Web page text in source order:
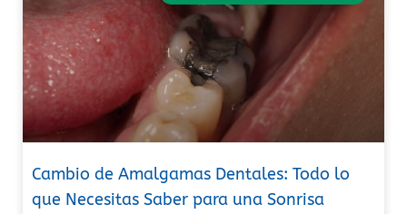
Cambio de Amalgamas Dentales: Todo lo
que Necesitas Saber para una Sonrisa